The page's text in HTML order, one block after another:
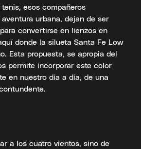
esos compañeros
urbana, dejan de ser
convertirse en lienzos en
donde la silueta Santa Fe Low
Esta propuesta, se apropia del
permite incorporar este color
en nuestro día a día, de una
a los cuatro vientos, sino de